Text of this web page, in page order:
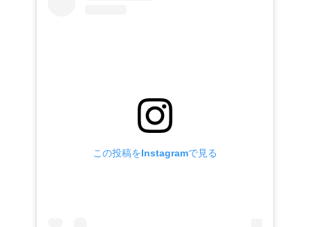
この投稿をInstagramで見る